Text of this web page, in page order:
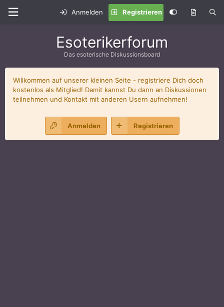
Anmelden Registrieren
Esoterikerforum
Das esoterische Diskussionsboard
Willkommen auf unserer kleinen Seite - registriere Dich doch
kostenlos als Mitglied! Damit kannst Du dann an Diskussionen
teilnehmen und Kontakt mit anderen Usern aufnehmen!
Anmelden Registrieren